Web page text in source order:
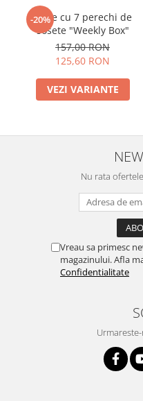
-20%
Cutie cu 7 perechi de
sosete "Weekly Box"
157,00 RON
125,60 RON
VEZI VARIANTE
Nu rata
Vreau sa primesc
magazinului. Afla
Confidentialitate